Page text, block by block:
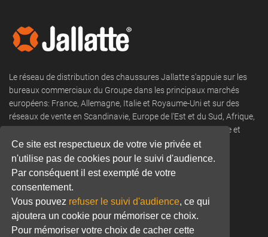
Ce site est respectueux de votre vie privée et
n'utilise pas de cookies pour le suivi d'audience.
Par conséquent il est exempté de votre
consentement.
Vous pouvez refuser le suivi d'audience, ce qui
ajoutera un cookie pour mémoriser ce choix.
Pour mémoriser votre choix de cacher cette
Le réseau de distribution des chaussures Jallatte s'appuie sur les
bureaux commerciaux du Groupe dans les principaux marchés
européens: France, Allemagne, Italie et Royaume-Uni et sur des
réseaux de vente en Scandinavie, Europe de l'Est et du Sud, Afrique,
DROM COM, Moyen-Orient, Amérique du Nord et du Sud, Asie et
Océanie.
Tel: +33 (0) 466 806 300
Email:commercial@jallatte.fr
Website:www.jallatte.fr